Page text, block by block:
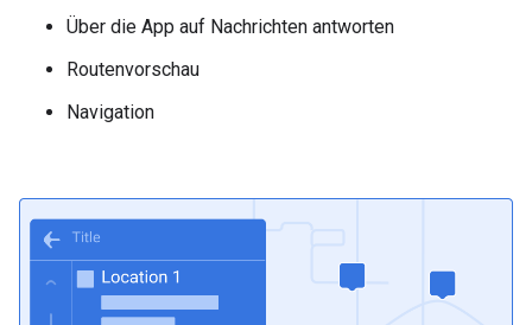
Über die App auf Nachrichten antworten
Routenvorschau
Navigation